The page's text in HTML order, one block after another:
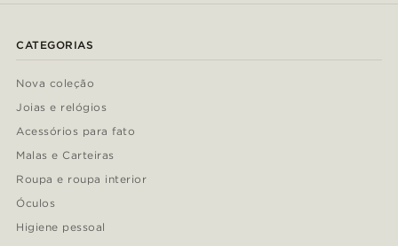
CATEGORIAS
Nova coleção
Joias e relógios
Acessórios para fato
Malas e Carteiras
Roupa e roupa interior
Óculos
Higiene pessoal